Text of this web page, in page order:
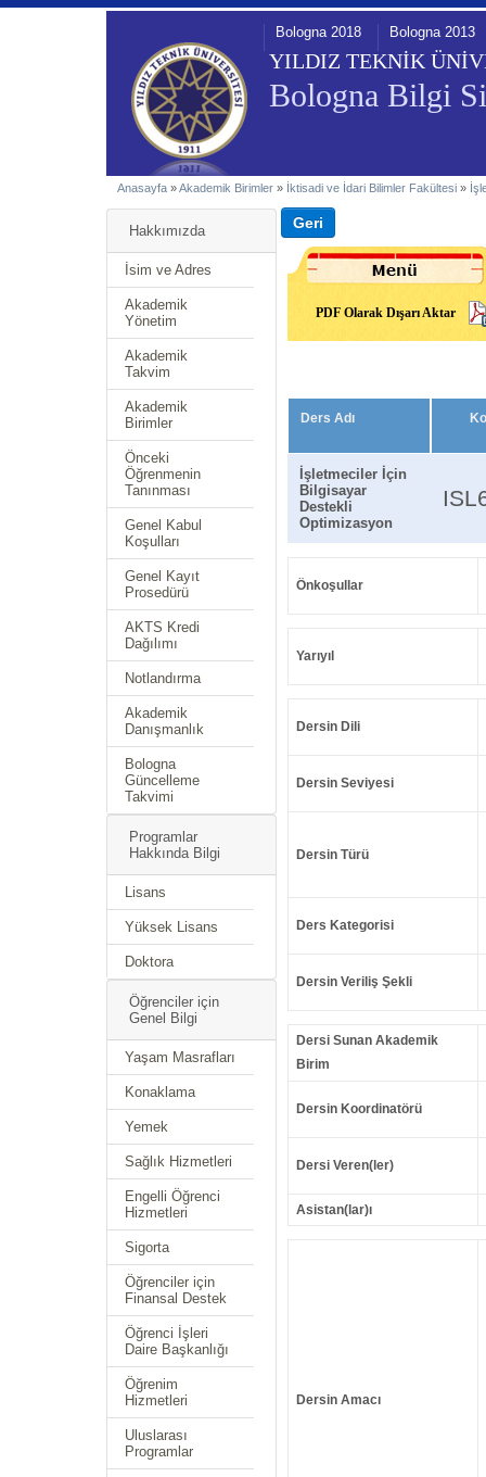
YILDIZ TEKNİK
Bologna Bilgi
Bologna 2018 Bologna 2013
Anasayfa »Akademik Birimler » İktisadi ve İdari Bilimler Fakültesi »
Hakkımızda
İsim ve Adres
Akademik
Yönetim
Akademik
Takvim
Akademik
Birimler
Önceki
Öğrenmenin
Tanınması
Genel Kabul
Koşulları
Genel Kayıt
Prosedürü
AKTS Kredi
Dağılımı
Notlandırma
Akademik
Danışmanlık
Bologna
Güncelleme
Takvimi
Programlar
Hakkında Bilgi
Lisans
Yüksek Lisans
Doktora
Öğrenciler için
Genel Bilgi
Yaşam Masrafları
Konaklama
Yemek
Sağlık Hizmetleri
Engelli Öğrenci
Hizmetleri
Sigorta
Öğrenciler için
Finansal Destek
Öğrenci İşleri
Daire Başkanlığı
Öğrenim
Hizmetleri
Uluslarası
Programlar
PDF Olarak Dışarı Aktar
Ders Adı
İşletmeciler İçin
Bilgisayar
Destekli
Optimizasyon
Önkoşullar
Yarıyıl
Dersin Dili
Dersin Seviyesi
Dersin Türü
Ders Kategorisi
Dersin Veriliş Şekli
Dersi Sunan Akademik
Birim
Dersin Koordinatörü
Dersi Veren(ler)
Asistan(lar)ı
Dersin Amacı